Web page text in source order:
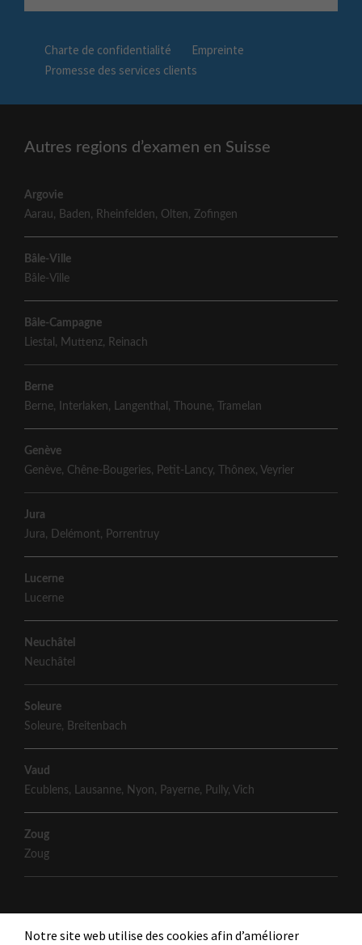
Charte de confidentialité
Empreinte
Promesse des services clients
Autres regions d’examen en Suisse
Argovie
Aarau, Baden, Rheinfelden, Olten,Zofingen
Bâle-Ville
Bâle-Ville
Bâle-Campagne
Liestal , Muttenz, Reinach
Berne
Berne, Interlaken, Langenthal , Thoune, Tramelan
Genève
Genève, Chêne-Bougeries, Petit-Lancy, Thônex, Veyrier
Jura
Jura, Delémont, Porrentruy
Lucerne
Lucerne
Neuchâtel
Neuchâtel
Soleure
Soleure, Breitenbach
Vaud
Ecublens, Lausanne, Nyon, Payerne, Pully, Vich
Zoug
Zoug
Notre site web utilise des cookies afin d’améliorer